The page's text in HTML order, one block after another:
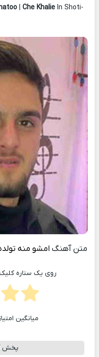
| Che KhalieIn Shoti-
متن آهنگ امشو منه
روی یک ستاره کلیک
میانگین امتیاز
پخش